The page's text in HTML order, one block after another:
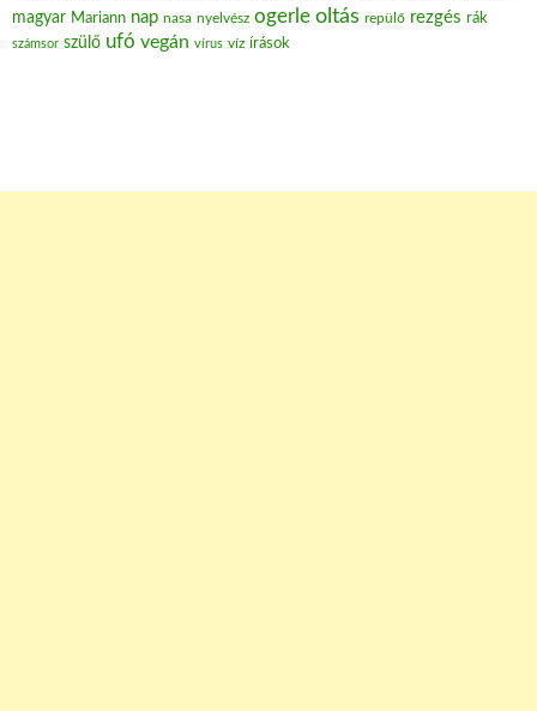
magyar Mariann nap nasa nyelvész ogerle oltás repülő rezgés rák
számsor szülő ufó vegán vírus víz írások